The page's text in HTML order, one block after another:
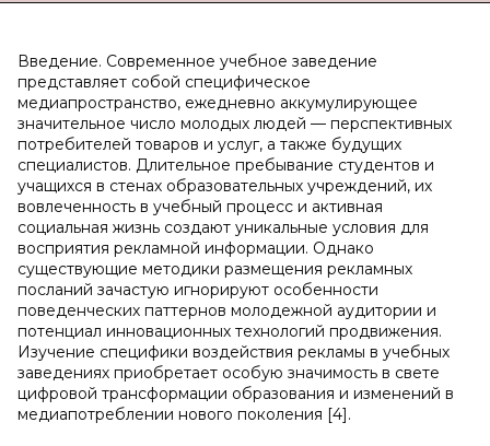
Введение. Современное учебное заведение
представляет собой специфическое
медиапространство, ежедневно аккумулирующее
значительное число молодых людей — перспективных
потребителей товаров и услуг, а также будущих
специалистов. Длительное пребывание студентов и
учащихся в стенах образовательных учреждений, их
вовлеченность в учебный процесс и активная
социальная жизнь создают уникальные условия для
восприятия рекламной информации. Однако
существующие методики размещения рекламных
посланий зачастую игнорируют особенности
поведенческих паттернов молодежной аудитории и
потенциал инновационных технологий продвижения.
Изучение специфики воздействия рекламы в учебных
заведениях приобретает особую значимость в свете
цифровой трансформации образования и изменений в
медиапотреблении нового поколения [4].